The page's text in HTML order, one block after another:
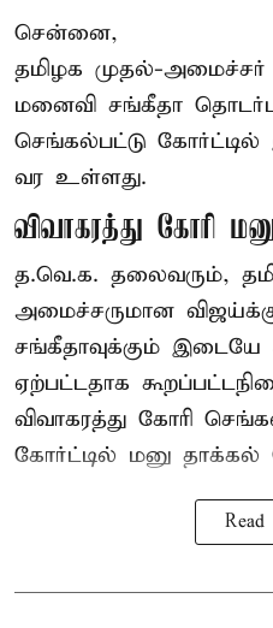
சென்னை,
தமிழக முதல்-அமைச்சர்
மனைவி சங்கீதா
செங்கல்பட்டு
வர உள்ளது.
விவாகரத்து கோரி
த.வெ.க. தலைவரும்,
அமைச்சருமான
சங்கீதாவுக்கும் இடையே
ஏற்பட்டதாக
விவாகரத்து கோரி
கோர்ட்டில் மனு தாக்கல்
Read